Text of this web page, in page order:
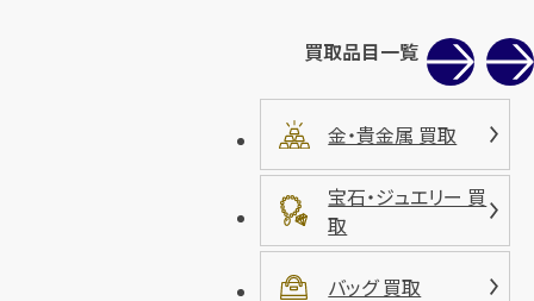
買取品目一覧
金・貴金属 買取
宝石・ジュエリー 買
取
バッグ 買取